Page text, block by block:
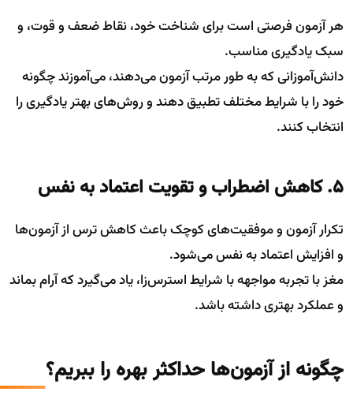
هر آزمون فرصتی است برای شناخت خود، نقاط ضعف و قوت، و
سبک یادگیری مناسب.
دانش‌آموزانی که به طور مرتب آزمون می‌دهند، می‌آموزند چگونه
خود را با شرایط مختلف تطبیق دهند و روش‌های بهتر یادگیری را
انتخاب کنند.
5. کاهش اضطراب و تقویت اعتماد به نفس
تکرار آزمون و موفقیت‌های کوچک باعث کاهش ترس از آزمون‌ها
و افزایش اعتماد به نفس می‌شود.
مغز با تجربه مواجهه با شرایط استرس‌زا، یاد می‌گیرد که آرام بماند
و عملکرد بهتری داشته باشد.
چگونه از آزمون‌ها حداکثر بهره را ببریم؟